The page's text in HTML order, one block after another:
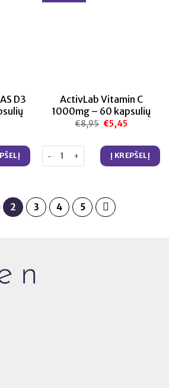
D3
VITAMINAS D3 1000TV – 250 kapsulių
ActivLab Vitamin C
1000mg – 60 kapsulių
€8,95 Original
price
€8,95.
€5,45
€5,45.
produkto kiekis: ActivLab
Į KREPŠELĮ
2 3 4 5